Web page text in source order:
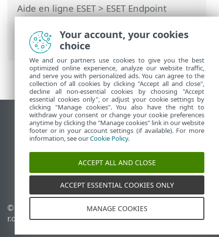
Aide en ligne ESET>ESET Endpoint
Security>Configuration avancée>
Analyses
>Analyse de l'appareil> Cibles
à analyser
Afficher le site des postes de travail
End of Life
Base de connaissances ESET
Forum ESET
ESET Status Portal
Support régional
© 1992 - 2026 ESET, spol. s
r.o. - Tous droits réservés.
Politique relative aux
Your account, your cookies
choice
We and our partners use cookies to give you the best
optimized online experience, analyze our website traffic,
and serve you with personalized ads. You can agree to the
collection of all cookies by clicking "Accept all and close",
decline all non-essential cookies by choosing "Accept
essential cookies only", or adjust your cookie settings by
clicking "Manage cookies". You also have the right to
withdraw your consent or change your cookie preferences
anytime by clicking the "Manage cookies" link in our website
footer or in your account settings (if available). For more
information, see ourCookie Policy.
ACCEPT ALL AND CLOSE
ACCEPT ESSENTIAL COOKIES ONLY
MANAGE COOKIES